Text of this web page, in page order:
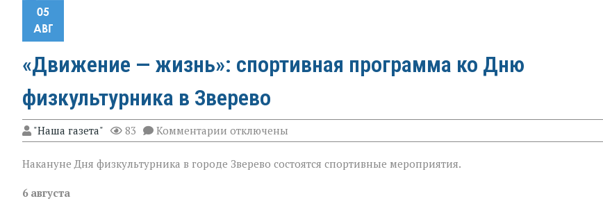
05
АВГ
«Движение — жизнь»: спортивная программа ко Дню
физкультурника в Зверево
"Наша газета" 83 Комментарии к
записи
спортивная
отключены
Накануне Дня физкультурника в городе Зверево состоятся спортивные мероприятия.
6 августа